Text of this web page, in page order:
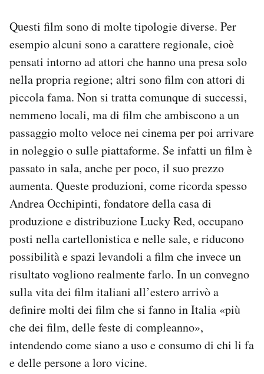
Questi film sono di molte tipologie diverse. Per
esempio alcuni sono a carattere regionale, cioè
pensati intorno ad attori che hanno una presa solo
nella propria regione; altri sono film con attori di
piccola fama. Non si tratta comunque di successi,
nemmeno locali, ma di film che ambiscono a un
passaggio molto veloce nei cinema per poi arrivare
in noleggio o sulle piattaforme. Se infatti un film è
passato in sala, anche per poco, il suo prezzo
aumenta. Queste produzioni, come ricorda spesso
Andrea Occhipinti, fondatore della casa di
produzione e distribuzione Lucky Red, occupano
posti nella cartellonistica e nelle sale, e riducono
possibilità e spazi levandoli a film che invece un
risultato vogliono realmente farlo. In un convegno
sulla vita dei film italiani all’estero arrivò a
definire molti dei film che si fanno in Italia «più
che dei film, delle feste di compleanno»,
intendendo come siano a uso e consumo di chi li fa
e delle persone a loro vicine.